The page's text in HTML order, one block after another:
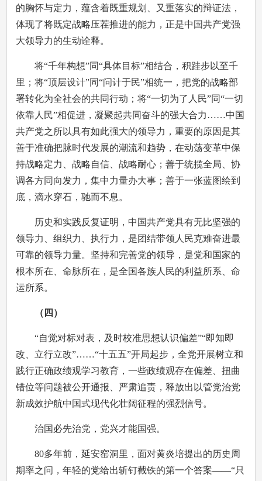
的胸怀与定力，蕴含着既重规划、又重落实的辩证法，
体现了将既定战略压茬推进的能力，正是中国共产党强
大领导力的生动诠释。
将“千年构想”同“具体目标”相结合，积跬步以至千
里；将“顶层设计”同“问计于民”相统一，把党的战略部
署转化为全社会的共同行动；将“一切为了人民”同“一切
依靠人民”相促进，凝聚起共同奋斗的强大合力……中国
共产党之所以具有如此强大的领导力，重要的原因是其
善于准确把脉时代发展的潮流和趋势，在动荡变革中保
持战略定力、战略自信、战略耐心；善于统揽全局、协
调各方同向发力，集中力量办大事；善于一张蓝图绘到
底，滴水穿石，驰而不息。
历史和实践反复证明，中国共产党具有无比坚强的
领导力、组织力、执行力，是团结带领人民克难奋进最
可靠的领导力量。坚持和完善党的领导，是党和国家的
根本所在、命脉所在，是全国各族人民的利益所系、命
运所系。
（四）
“自觉对标对表，及时校准思想认识偏差”“即知即
改、立行立改”……“十五五”开局起步，全党开展树立和
践行正确政绩观学习教育，一些政绩观存在偏差、扭曲
错位等问题被公开通报、严肃追责，释放出以管党治党
新成效护航中国式现代化壮阔征程的强烈信号。
治国必先治党，党兴才能国强。
80多年前，延安窑洞里，面对黄炎培提出的历史周
期率之问，年轻的党给出斩钉截铁的第一个答案——“只